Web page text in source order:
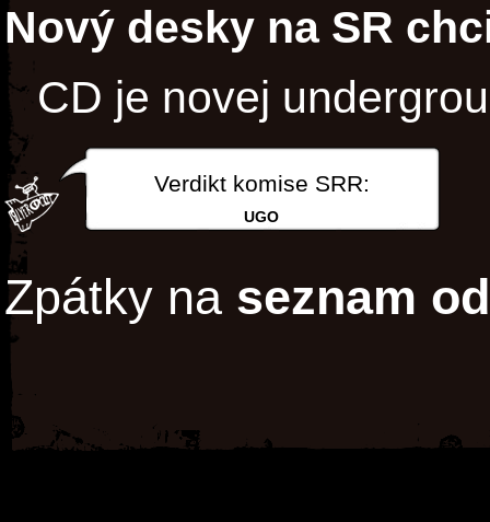
Nový desky na SR
CD je novej
Verdikt komise SRR:
UGO
Zpátky na seznam